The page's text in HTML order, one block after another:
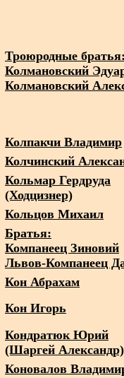
Троюродные
Колмановский
Колмановский
Колпакчи Владимир
Колчинский
Кольмар Гердруда
(Ходцизнер)
Кольцов Михаил
Братья:
Компанеец Зиновий
Львов-Компанеец
Кон Абрахам
Кон Игорь
Кондратюк Юрий
(Шаргей Александр)
Коновалов